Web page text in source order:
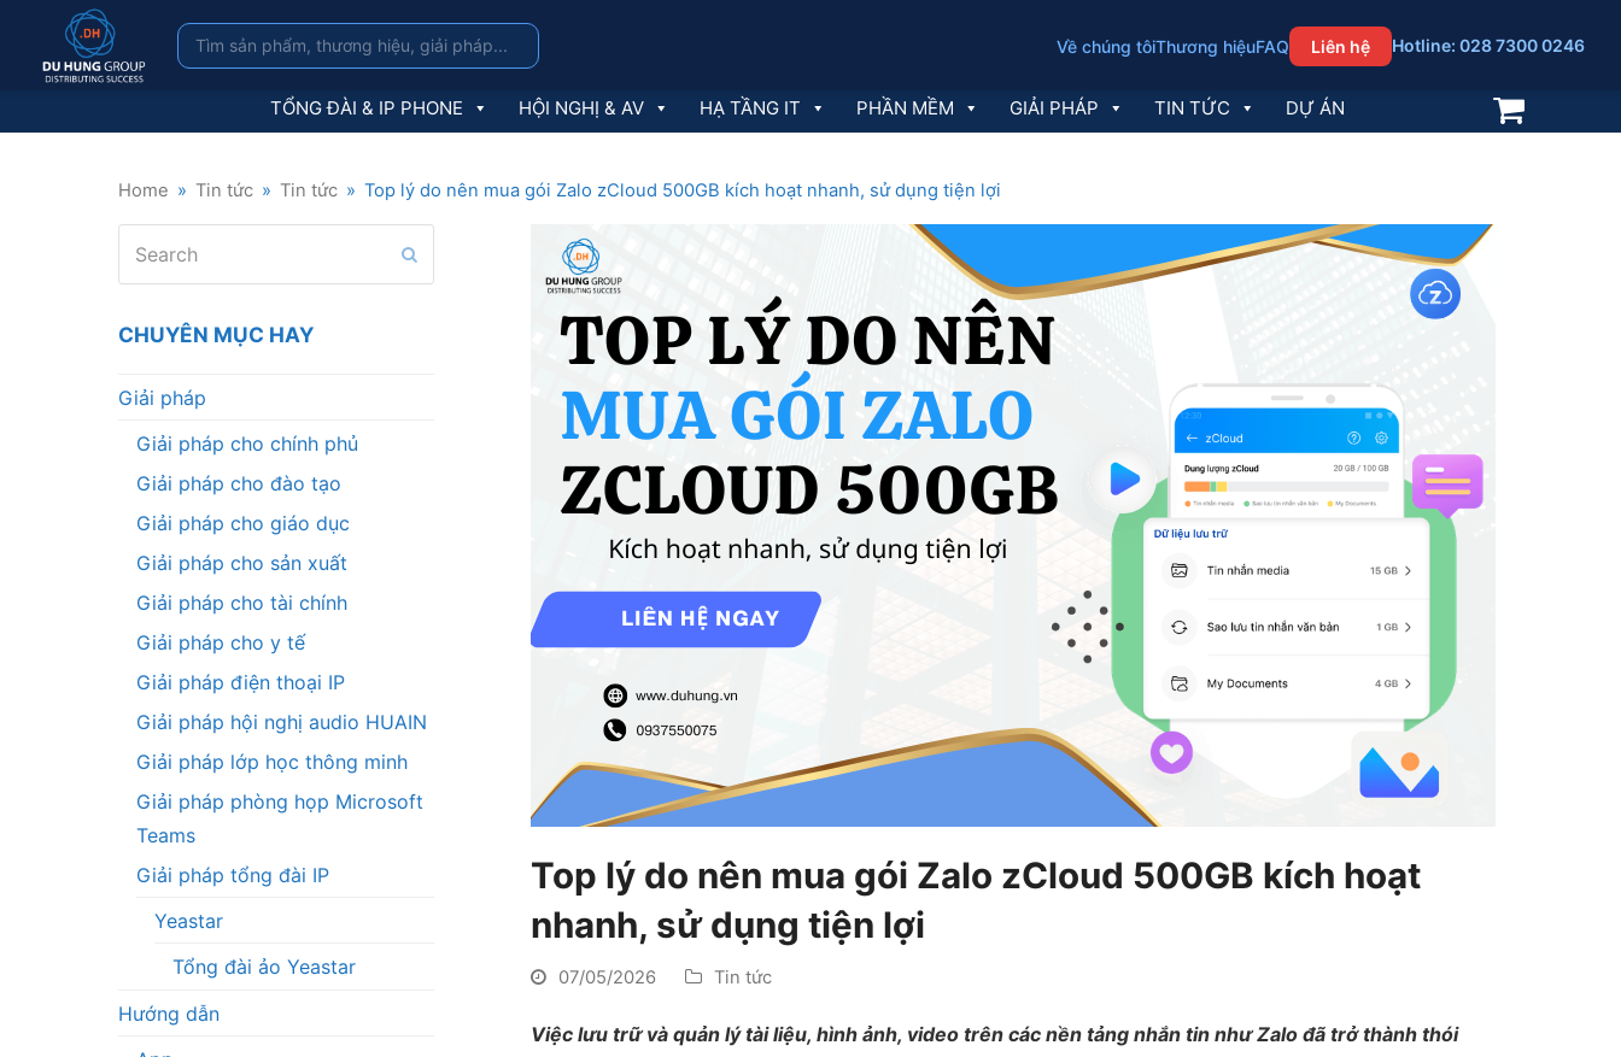
Về chúng tôiThương hiệuFAQ Liên hệ Hotline: 028 7300 0246
TỔNG ĐÀI & IP PHONE HỘI NGHỊ & AV HẠ TẦNG IT PHẦN MỀM GIẢI PHÁP TIN TỨC DỰ ÁN
Home » Tin tức » Tin tức » Top lý do nên mua gói Zalo zCloud 500GB kích hoạt nhanh, sử dụng tiện lợi
Top lý do nên mua gói Zalo zCloud 500GB kích hoạt
nhanh, sử dụng tiện lợi
07/05/2026 Tin tức
Việc lưu trữ và quản lý tài liệu, hình ảnh, video trên các nền tảng nhắn tin như Zalo đã trở thành thói
CHUYÊN MỤC HAY
Giải pháp
Giải pháp cho chính phủ
Giải pháp cho đào tạo
Giải pháp cho giáo dục
Giải pháp cho sản xuất
Giải pháp cho tài chính
Giải pháp cho y tế
Giải pháp điện thoại IP
Giải pháp hội nghị audio HUAIN
Giải pháp lớp học thông minh
Giải pháp phòng họp Microsoft
Teams
Giải pháp tổng đài IP
Yeastar
Tổng đài ảo Yeastar
Hướng dẫn